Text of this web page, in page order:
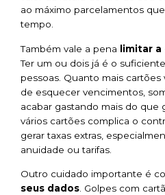
ao máximo parcelamentos
tempo.
Também vale a pena limitar
Ter um ou dois já é o
pessoas. Quanto mais
de esquecer vencimentos,
acabar gastando mais do que
vários cartões complica o
gerar taxas extras,
anuidade ou tarifas.
Outro cuidado importante é
seus dados . Golpes com